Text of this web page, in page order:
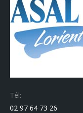
Tél:
02 97 64 73 26